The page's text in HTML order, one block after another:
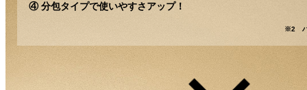
④ 分包タイプで使いやすさアップ！
※2 ハ